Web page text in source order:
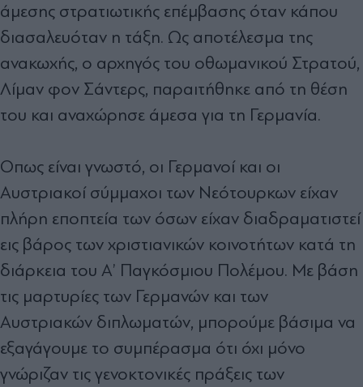
άμεσης στρατιωτικής επέμβασης όταν κάπου
διασαλευόταν η τάξη. Ως αποτέλεσμα της
ανακωχής, ο αρχηγός του οθωμανικού Στρατού,
Λίμαν φον Σάντερς, παραιτήθηκε από τη θέση
του και αναχώρησε άμεσα για τη Γερμανία.
Οπως είναι γνωστό, οι Γερμανοί και οι
Αυστριακοί σύμμαχοι των Νεότουρκων είχαν
πλήρη εποπτεία των όσων είχαν διαδραματιστεί
εις βάρος των χριστιανικών κοινοτήτων κατά τη
διάρκεια του Α’ Παγκόσμιου Πολέμου. Με βάση
τις μαρτυρίες των Γερμανών και των
Αυστριακών διπλωματών, μπορούμε βάσιμα να
εξαγάγουμε το συμπέρασμα ότι όχι μόνο
γνώριζαν τις γενοκτονικές πράξεις των